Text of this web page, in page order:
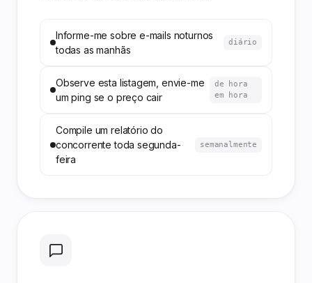
Informe-me sobre e-mails noturnos
todas as manhãs
diário
Observe esta listagem, envie-me
um ping se o preço cair
de hora
em hora
Compile um relatório do
concorrente toda segunda-
feira
semanalmente